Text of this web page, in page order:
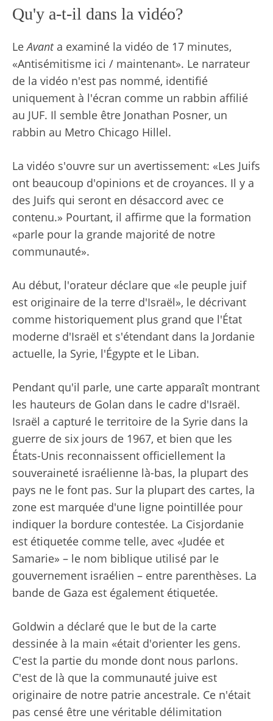
Qu'y a-t-il dans la vidéo?
LeAvanta examiné la vidéo de 17 minutes,
«Antisémitisme ici / maintenant». Le narrateur
de la vidéo n'est pas nommé, identifié
uniquement à l'écran comme un rabbin affilié
au JUF. Il semble être Jonathan Posner, un
rabbin au Metro Chicago Hillel.
La vidéo s'ouvre sur un avertissement: «Les Juifs
ont beaucoup d'opinions et de croyances. Il y a
des Juifs qui seront en désaccord avec ce
contenu.» Pourtant, il affirme que la formation
«parle pour la grande majorité de notre
communauté».
Au début, l'orateur déclare que «le peuple juif
est originaire de la terre d'Israël», le décrivant
comme historiquement plus grand que l'État
moderne d'Israël et s'étendant dans la Jordanie
actuelle, la Syrie, l'Égypte et le Liban.
Pendant qu'il parle, une carte apparaît montrant
les hauteurs de Golan dans le cadre d'Israël.
Israël a capturé le territoire de la Syrie dans la
guerre de six jours de 1967, et bien que les
États-Unis reconnaissent officiellement la
souveraineté israélienne là-bas, la plupart des
pays ne le font pas. Sur la plupart des cartes, la
zone est marquée d'une ligne pointillée pour
indiquer la bordure contestée. La Cisjordanie
est étiquetée comme telle, avec «Judée et
Samarie» – le nom biblique utilisé par le
gouvernement israélien – entre parenthèses. La
bande de Gaza est également étiquetée.
Goldwin a déclaré que le but de la carte
dessinée à la main «était d'orienter les gens.
C'est la partie du monde dont nous parlons.
C'est de là que la communauté juive est
originaire de notre patrie ancestrale. Ce n'était
pas censé être une véritable délimitation